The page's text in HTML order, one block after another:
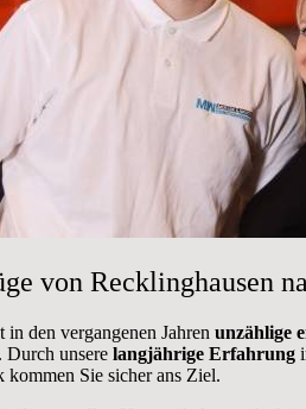
von Recklinghausen
den vergangenen Jahren unzählige
Durch unsere langjährige Erfahrung
kommen Sie sicher ans Ziel.